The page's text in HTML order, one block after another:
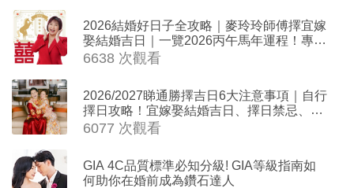
2026結婚好日子全攻略｜麥玲玲師傅擇宜嫁
娶結婚吉日｜一覽2026丙午馬年運程！專業
擇日結婚+避開沖煞生肖指南
6638 次觀看
2026/2027睇通勝擇吉日6大注意事項｜自行
擇日攻略！宜嫁娶結婚吉日、擇日禁忌、相
沖生肖一覽
6077 次觀看
GIA 4C品質標準必知分級! GIA等級指南如
何助你在婚前成為鑽石達人